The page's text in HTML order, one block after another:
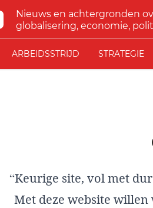
Nieuws en achtergronden
globalisering, economie,
ARBEIDSSTRIJD STRATEGIE
“Keurige site, vol met
Met deze website